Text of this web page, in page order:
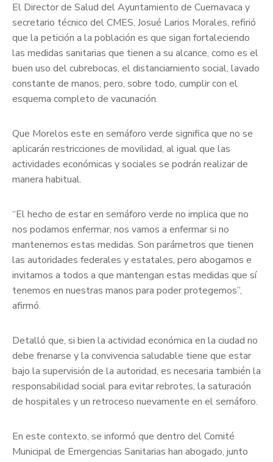
El Director de Salud del Ayuntamiento de Cuernavaca y
secretario técnico del CMES, Josué Larios Morales, refirió
que la petición a la población es que sigan fortaleciendo
las medidas sanitarias que tienen a su alcance, como es el
buen uso del cubrebocas, el distanciamiento social, lavado
constante de manos, pero, sobre todo, cumplir con el
esquema completo de vacunación.
Que Morelos este en semáforo verde significa que no se
aplicarán restricciones de movilidad, al igual que las
actividades económicas y sociales se podrán realizar de
manera habitual.
“El hecho de estar en semáforo verde no implica que no
nos podamos enfermar, nos vamos a enfermar si no
mantenemos estas medidas. Son parámetros que tienen
las autoridades federales y estatales, pero abogamos e
invitamos a todos a que mantengan estas medidas que sí
tenemos en nuestras manos para poder protegernos”,
afirmó.
Detalló que, si bien la actividad económica en la ciudad no
debe frenarse y la convivencia saludable tiene que estar
bajo la supervisión de la autoridad, es necesaria también la
responsabilidad social para evitar rebrotes, la saturación
de hospitales y un retroceso nuevamente en el semáforo.
En este contexto, se informó que dentro del Comité
Municipal de Emergencias Sanitarias han abogado, junto